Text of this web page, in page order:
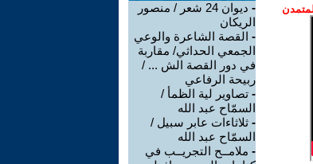
-
ديوان 24 شعر / منصور
الريكان
- القصة الشاعرة والوعي
الجمعي الحداثي/ مقاربة
في دور القصة الش ... /
ربيحة الرفاعي
- تصاوير لية الظمأ /
السمّاح عبد الله
- ثلاثاءات عابر سبيل /
السمّاح عبد الله
- ملامــح التجريــب في